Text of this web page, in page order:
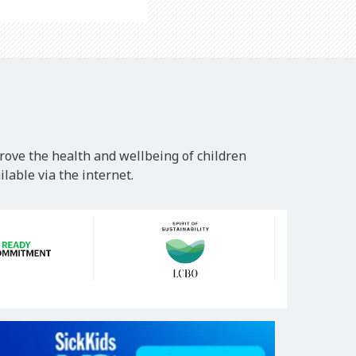
the health and wellbeing of children
via the internet.